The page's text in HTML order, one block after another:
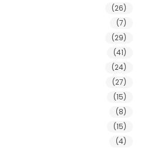
(26)
(7)
(29)
(41)
(24)
(27)
(15)
(8)
(15)
(4)